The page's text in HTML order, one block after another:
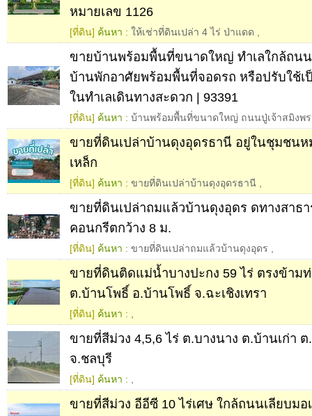
หมายเลข 1126
[ที่ดิน] ค้นหา : ให้เช่าที่ดินเปล่า 4 ไร่ ป่าแดด
ขายบ้านพร้อมพื้นที่ขนาดใหญ่ ทำเลใกล้ถนน
บ้านพักอาศัยพร้อมพื้นที่จอดรถ หรือปรับใช้
ในทำเลเดินทางสะดวก | 93391
[ที่ดิน] ค้นหา : บ้านพร้อมพื้นที่ขนาดใหญ่ ถนนปู่เจ้าสมิงพ
ขายที่ดินเปล่าบ้านดุงอุดรธานี อยู่ในชุมชน
เหล็ก
[ที่ดิน] ค้นหา : ขายที่ดินเปล่าบ้านดุงอุดรธานี
ขายที่ดินเปล่าถมแล้วบ้านดุงอุดร ดทางสาธ
คอนกรีตกว้าง 8 ม.
[ที่ดิน] ค้นหา : ขายที่ดินเปล่าถมแล้วบ้านดุงอุดร
ขายที่ดินติดแม่น้ำบางปะกง 59 ไร่ ตรงข้าม
ต.บ้านโพธิ์ อ.บ้านโพธิ์ จ.ฉะเชิงเทรา
[ที่ดิน] ค้นหา :
ขายที่สีม่วง 4,5,6 ไร่ ต.บางนาง ต.บ้านเก่า
จ.ชลบุรี
[ที่ดิน] ค้นหา :
ขายที่สีม่วง อีอีซี 10 ไร่เศษ ใกล้ถนนเลียบมอ